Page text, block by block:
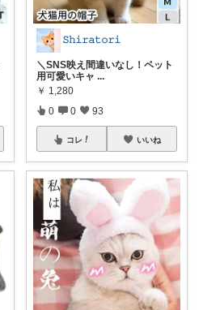
𝚂𝚑𝚒𝚛𝚊𝚝𝚘𝚛𝚒
＼SNS映え間違いなし！ペット
用可愛いキャ ...
￥ 1,280
0 0 93
コレ いいね